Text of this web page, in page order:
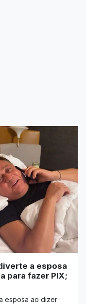
a esposa
para fazer PIX;
esposa ao dizer